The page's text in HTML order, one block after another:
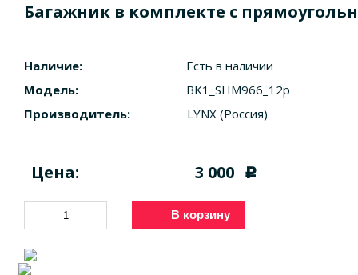
Багажник в комплекте с
Наличие:
Есть в наличии
Модель:
BK1_SHM966_12p
Производитель:
LYNX (Россия)
Цена: 3 000 c
В корзину